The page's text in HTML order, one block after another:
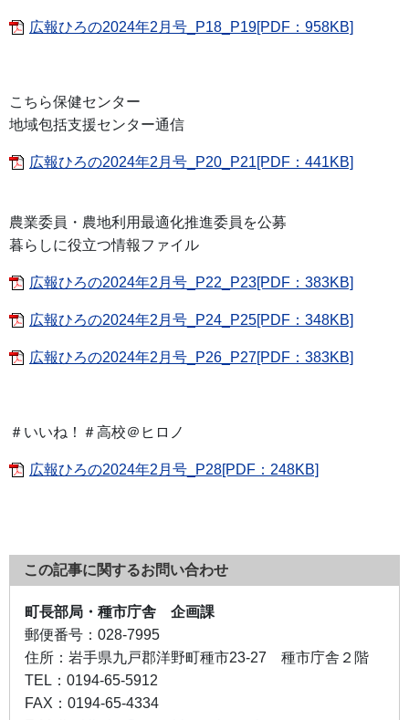
広報ひろの2024年2月号_P18_P19[PDF：958KB]
こちら保健センター
地域包括支援センター通信
広報ひろの2024年2月号_P20_P21[PDF：441KB]
農業委員・農地利用最適化推進委員を公募
暮らしに役立つ情報ファイル
広報ひろの2024年2月号_P22_P23[PDF：383KB]
広報ひろの2024年2月号_P24_P25[PDF：348KB]
広報ひろの2024年2月号_P26_P27[PDF：383KB]
＃いいね！＃高校＠ヒロノ
広報ひろの2024年2月号_P28[PDF：248KB]
この記事に関するお問い合わせ
町長部局・種市庁舎 企画課
郵便番号： 028-7995
住所： 岩手県九戸郡洋野町種市23-27 種市庁舎２階
TEL： 0194-65-5912
FAX： 0194-65-4334